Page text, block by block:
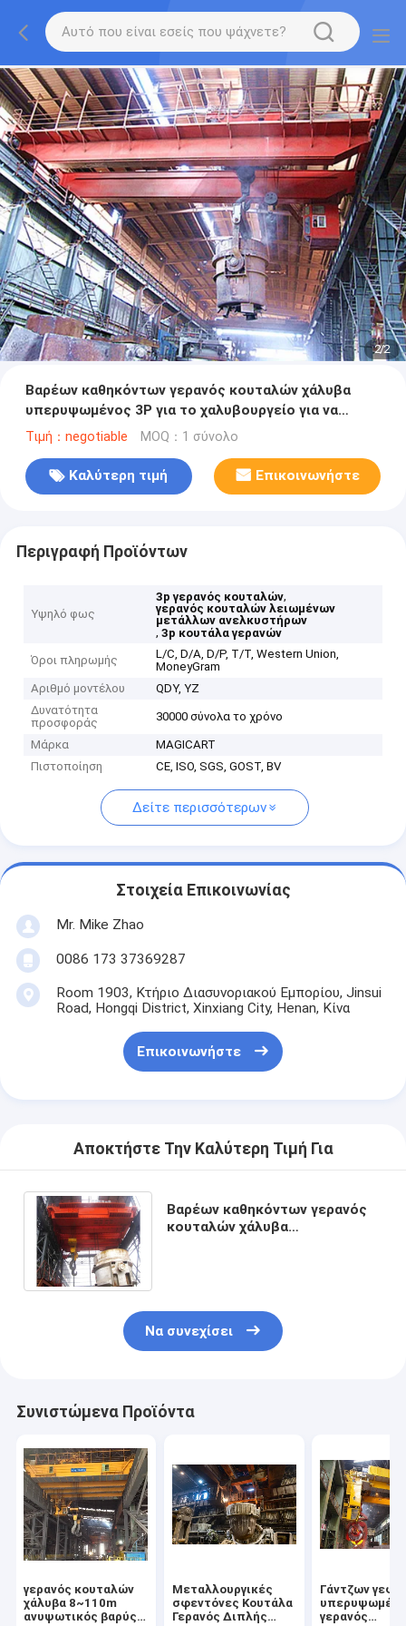
2/2
Βαρέων καθηκόντων γερανός κουταλών χάλυβα
υπερυψωμένος 3P για το χαλυβουργείο για να
ανυψώσει το λειωμένο μέταλλο
Τιμή：negotiable MOQ：1 σύνολο
Καλύτερη τιμή Επικοινωνήστε
Περιγραφή Προϊόντων
Υψηλό φως
3p γερανός κουταλών,
γερανός κουταλών λειωμένων
μετάλλων ανελκυστήρων
,3p κουτάλα γερανών
Όροι πληρωμής
L/C, D/A, D/P, T/T, Western Union,
MoneyGram
Αριθμό μοντέλου
QDY, YZ
Δυνατότητα
προσφοράς
30000 σύνολα το χρόνο
Μάρκα
MAGICART
Πιστοποίηση
CE, ISO, SGS, GOST, BV
Δείτε περισσότερων
Στοιχεία Επικοινωνίας
Mr. Mike Zhao
0086 173 37369287
Room 1903, Κτήριο Διασυνοριακού Εμπορίου, Jinsui
Road, Hongqi District, Xinxiang City, Henan, Κίνα
Επικοινωνήστε
Αποκτήστε Την Καλύτερη Τιμή Για
Βαρέων καθηκόντων γερανός
κουταλών χάλυβα
Να συνεχίσει
Συνιστώμενα Προϊόντα
γερανός κουταλών
χάλυβα 8~110m
ανυψωτικός βαρύς
Μεταλλουργικές
σφεντόνες Κουτάλα
Γερανός Διπλής
Γάντζων
γερανός